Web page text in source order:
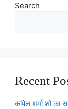
Search
Recent
कपिल शर्मा शो का